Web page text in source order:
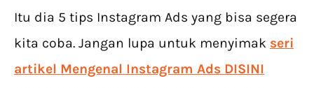
Itu dia 5 tips Instagram Ads yang bisa segera
kita coba. Jangan lupa untuk menyimak seri
artikel Mengenal Instagram Ads DISINI